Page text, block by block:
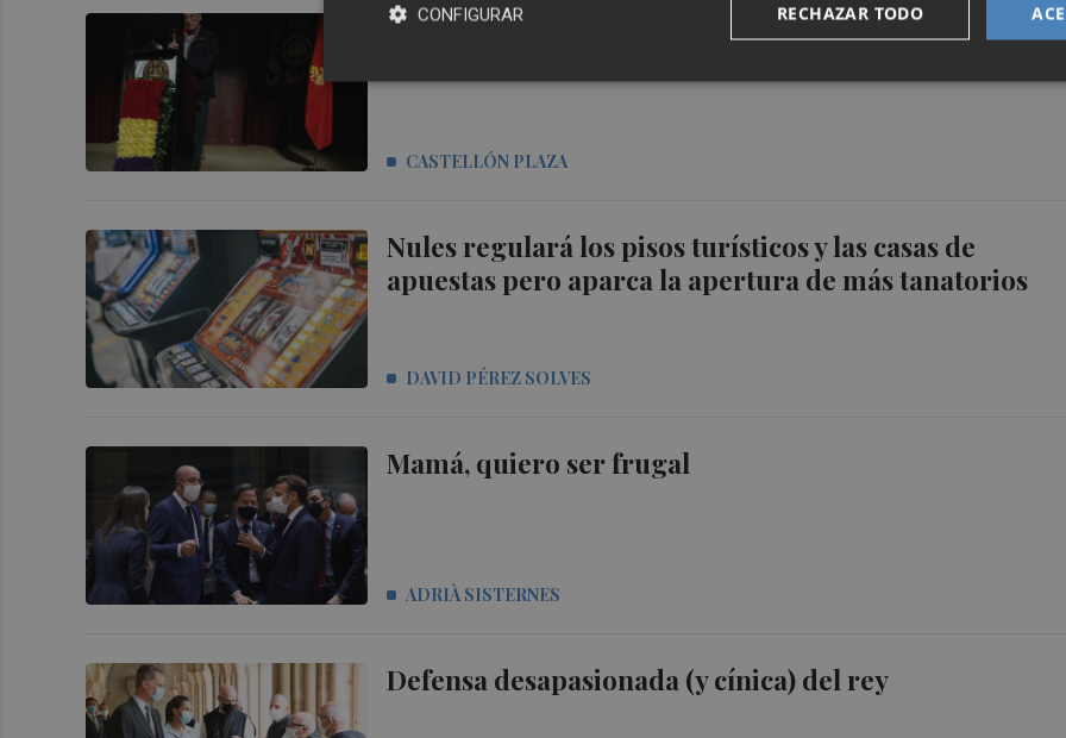
Fallece el exlíder del PCE Francisco Frutos
CASTELLÓN PLAZA
Nules regulará los pisos turísticos y las casas de
apuestas pero aparca la apertura de más tanatorios
DAVID PÉREZ SOLVES
Mamá, quiero ser frugal
ADRIÀ SISTERNES
Defensa desapasionada (y cínica) del rey
RECHAZAR TODO
CONFIGURAR